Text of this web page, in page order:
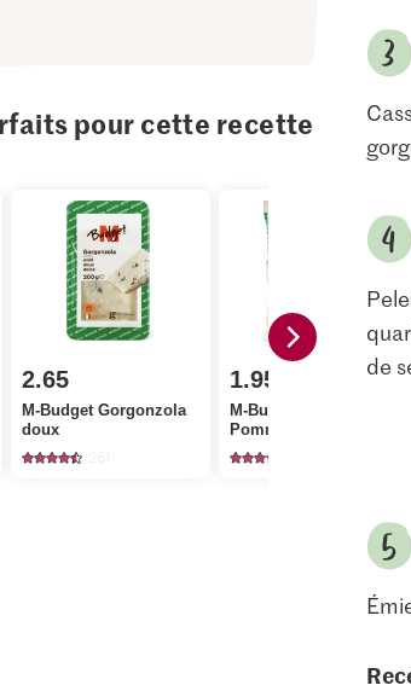
pour cette recette
2.65
M-Budget Gorgonzola
doux
1.95
M-Budget Gnocchis
Pommes de terre
de